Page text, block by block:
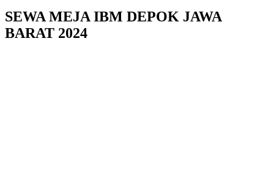
SEWA MEJA IBM DEPOK JAWA
BARAT 2024